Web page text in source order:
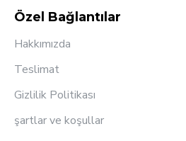
Özel Bağlantılar
Hakkımızda
Teslimat
Gizlilik Politikası
şartlar ve koşullar